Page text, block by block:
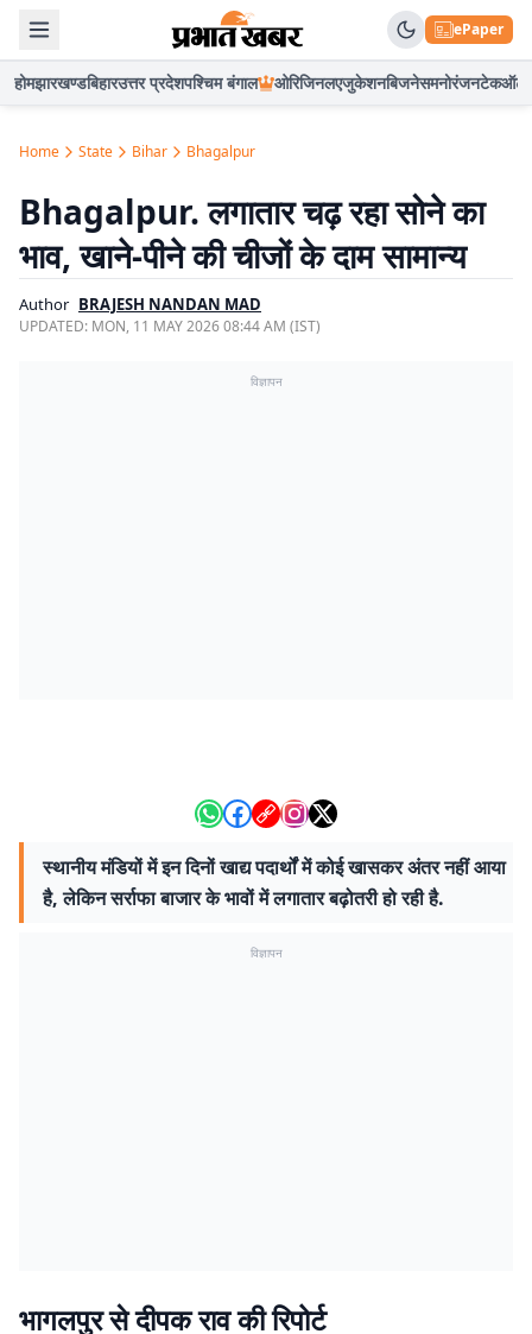
ePaper
होमझारखण्डबिहारउत्तर प्रदेशपश्चिम बंगाल ओरिजिनलएजुकेशनबिजनेसमनोरंजनटेकऑटो
Home State Bihar Bhagalpur
Bhagalpur. लगातार चढ़ रहा सोने का
भाव, खाने-पीने की चीजों के दाम सामान्य
Author BRAJESH NANDAN MAD
UPDATED: MON, 11 MAY 2026 08:44 AM (IST)
विज्ञापन
स्थानीय मंडियों में इन दिनों खाद्य पदार्थों में कोई खासकर अंतर नहीं आया
है, लेकिन सर्राफा बाजार के भावों में लगातार बढ़ोतरी हो रही है.
विज्ञापन
भागलपुर से दीपक राव की रिपोर्ट